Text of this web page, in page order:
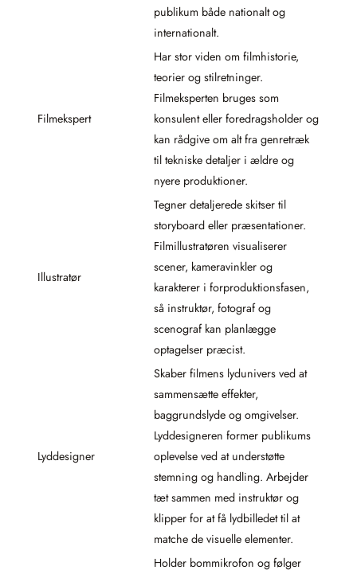
publikum både nationalt og
internationalt.
Filmekspert
Har stor viden om filmhistorie,
teorier og stilretninger.
Filmeksperten bruges som
konsulent eller foredragsholder og
kan rådgive om alt fra genretræk
til tekniske detaljer i ældre og
nyere produktioner.
Illustratør
Tegner detaljerede skitser til
storyboard eller præsentationer.
Filmillustratøren visualiserer
scener, kameravinkler og
karakterer i forproduktionsfasen,
så instruktør, fotograf og
scenograf kan planlægge
optagelser præcist.
Lyddesigner
Skaber filmens lydunivers ved at
sammensætte effekter,
baggrundslyde og omgivelser.
Lyddesigneren former publikums
oplevelse ved at understøtte
stemning og handling. Arbejder
tæt sammen med instruktør og
klipper for at få lydbilledet til at
matche de visuelle elementer.
Holder bommikrofon og følger